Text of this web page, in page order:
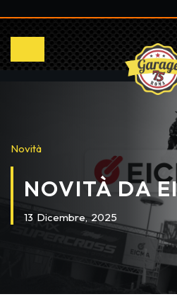
Novità
NOVITÀ DA
13 Dicembre, 2025